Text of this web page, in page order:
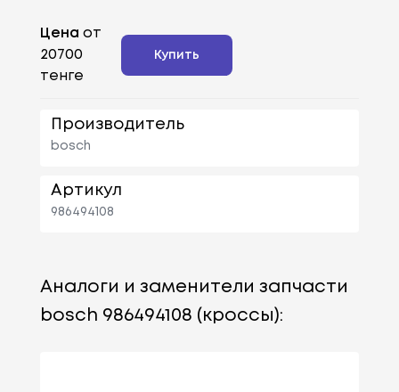
Цена от
20700
тенге
Купить
Производитель
bosch
Артикул
986494108
Аналоги и заменители запчасти
bosch 986494108 (кроссы):